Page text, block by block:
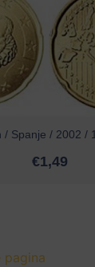
/ Spanje / 2002 /
€1,49
pagina